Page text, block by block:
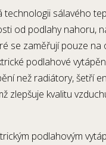
technologii sálavého
od podlahy nahoru,
se zaměřují pouze na
podlahové
než radiátory, šetří
zlepšuje kvalitu
podlahovým